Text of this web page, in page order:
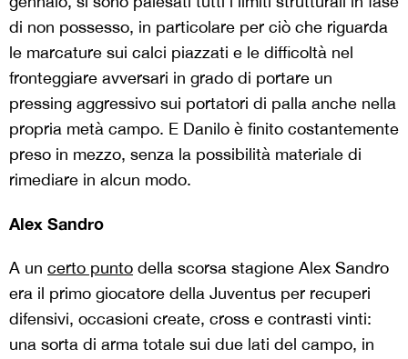
di non possesso, in particolare per ciò che riguarda
le marcature sui calci piazzati e le difficoltà nel
fronteggiare avversari in grado di portare un
pressing aggressivo sui portatori di palla anche nella
propria metà campo. E Danilo è finito costantemente
preso in mezzo, senza la possibilità materiale di
rimediare in alcun modo.
Alex Sandro
A un certo punto della scorsa stagione Alex Sandro
era il primo giocatore della Juventus per recuperi
difensivi, occasioni create, cross e contrasti vinti:
una sorta di arma totale sui due lati del campo, in